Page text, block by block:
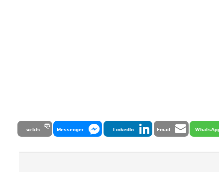
Email
LinkedIn
Messenger طباعة